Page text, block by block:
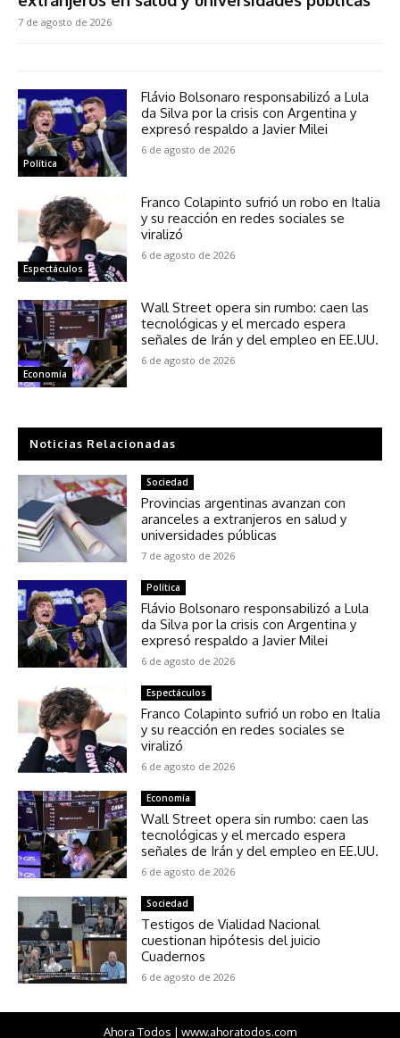
7 de agosto de 2026
Política
Flávio Bolsonaro responsabilizó a Lula
da Silva por la crisis con Argentina y
expresó respaldo a Javier Milei
6 de agosto de 2026
Espectáculos
Franco Colapinto sufrió un robo en Italia
y su reacción en redes sociales se
viralizó
6 de agosto de 2026
Economía
Wall Street opera sin rumbo: caen las
tecnológicas y el mercado espera
señales de Irán y del empleo en EE.UU.
6 de agosto de 2026
Noticias Relacionadas
Sociedad
Provincias argentinas avanzan con
aranceles a extranjeros en salud y
universidades públicas
7 de agosto de 2026
Política
Flávio Bolsonaro responsabilizó a Lula
da Silva por la crisis con Argentina y
expresó respaldo a Javier Milei
6 de agosto de 2026
Espectáculos
Franco Colapinto sufrió un robo en Italia
y su reacción en redes sociales se
viralizó
6 de agosto de 2026
Economía
Wall Street opera sin rumbo: caen las
tecnológicas y el mercado espera
señales de Irán y del empleo en EE.UU.
6 de agosto de 2026
Sociedad
Testigos de Vialidad Nacional
cuestionan hipótesis del juicio
Cuadernos
6 de agosto de 2026
Ahora Todos | www.ahoratodos.com